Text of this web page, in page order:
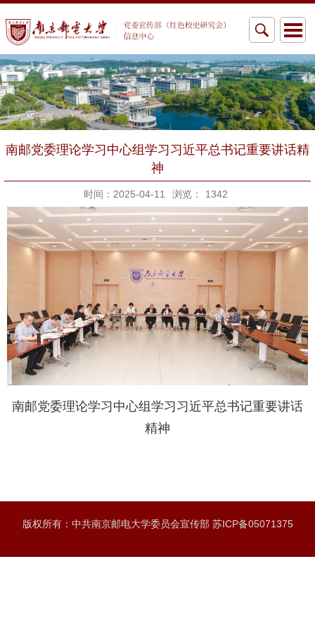
南邮党委理论学习中心组学习习近平总书记重要讲话精
神
时间：2025-04-11 浏览： 1342
南邮党委理论学习中心组学习习近平总书记重要讲话
精神
版权所有：中共南京邮电大学委员会宣传部 苏ICP备05071375